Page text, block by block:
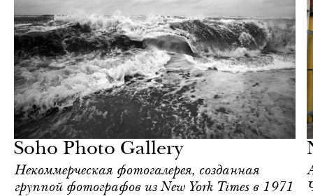
Soho Photo Gallery
Некоммерческая фотогалерея, созданная
группой фотографов из New York Times в 1971
Йорк